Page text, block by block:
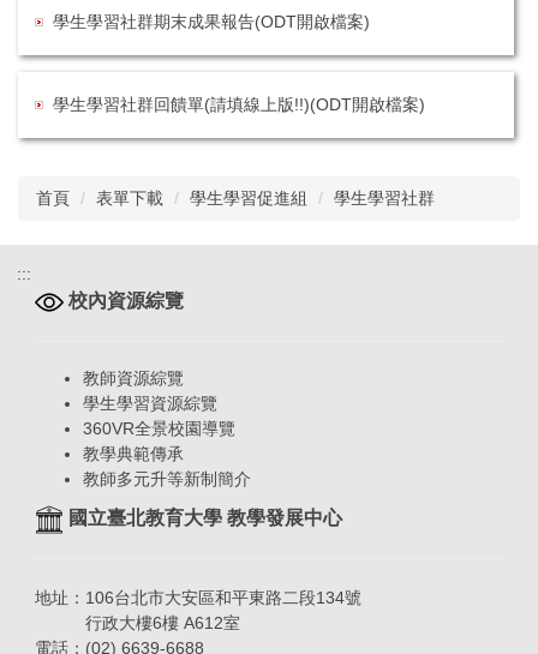
學生學習社群期末成果報告(ODT開啟檔案)
學生學習社群回饋單(請填線上版!!)(ODT開啟檔案)
首頁 表單下載 學生學習促進組 學生學習社群
:::
校內資源綜覽
教師資源綜覽
學生學習資源綜覽
360VR全景校園導覽
教學典範傳承
教師多元升等新制簡介
國立臺北教育大學 教學發展中心
地址：106台北市大安區和平東路二段134號
行政大樓6樓 A612室
電話：(02) 6639-6688